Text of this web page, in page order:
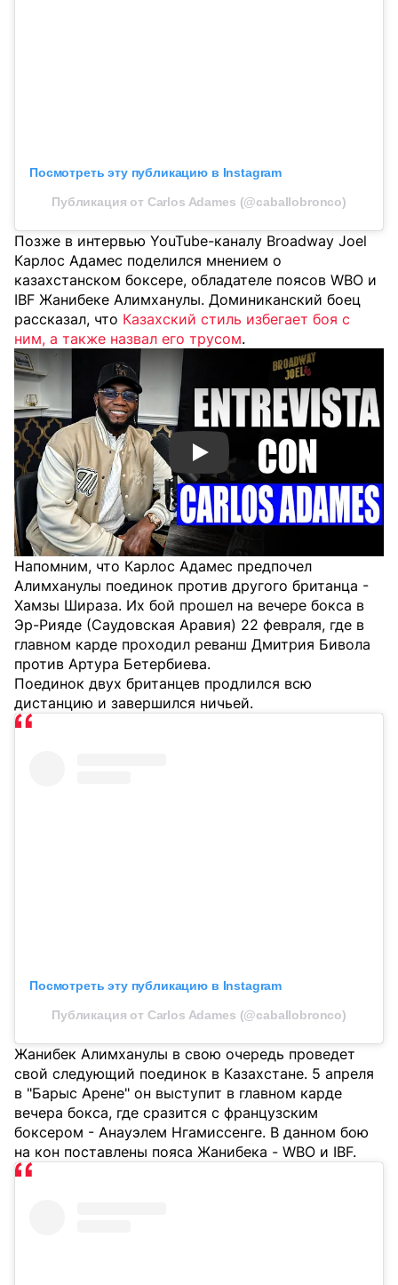
Посмотреть эту публикацию в Instagram
Публикация от Carlos Adames (@caballobronco)
Позже в интервью YouTube-каналу Broadway Joel
Карлос Адамес поделился мнением о
казахстанском боксере, обладателе поясов WBO и
IBF Жанибеке Алимханулы. Доминиканский боец
рассказал, что Казахский стиль избегает боя с
ним, а также назвал его трусом.
Смотреть видео YouTube
Напомним, что Карлос Адамес предпочел
Алимханулы поединок против другого британца -
Хамзы Шираза. Их бой прошел на вечере бокса в
Эр-Рияде (Саудовская Аравия) 22 февраля, где в
главном карде проходил реванш Дмитрия Бивола
против Артура Бетербиева.
Поединок двух британцев продлился всю
дистанцию и завершился ничьей.
Посмотреть эту публикацию в Instagram
Публикация от Carlos Adames (@caballobronco)
Жанибек Алимханулы в свою очередь проведет
свой следующий поединок в Казахстане. 5 апреля
в "Барыс Арене" он выступит в главном карде
вечера бокса, где сразится с французским
боксером - Анауэлем Нгамиссенге. В данном бою
на кон поставлены пояса Жанибека - WBO и IBF.